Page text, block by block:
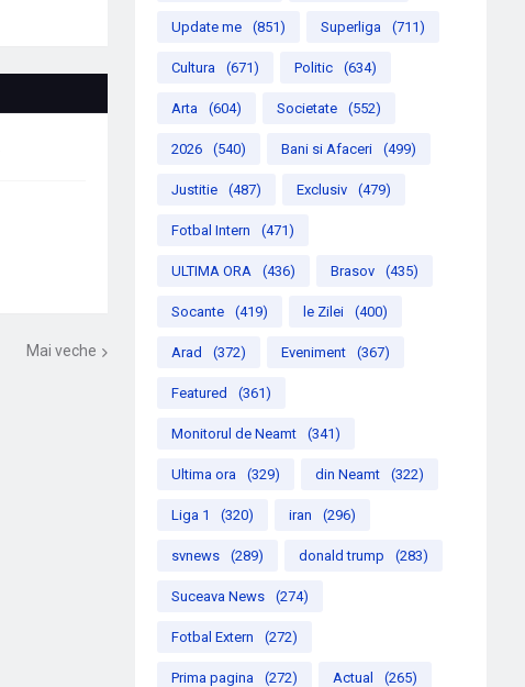
Mai veche
Update me (851) Superliga (711)
Cultura (671) Politic (634)
Arta (604) Societate (552)
2026 (540) Bani si Afaceri (499)
Justitie (487) Exclusiv (479)
Fotbal Intern (471)
ULTIMA ORA (436) Brasov (435)
Socante (419) le Zilei (400)
Arad (372) Eveniment (367)
Featured (361)
Monitorul de Neamt (341)
Ultima ora (329) din Neamt (322)
Liga 1 (320) iran (296)
svnews (289) donald trump (283)
Suceava News (274)
Fotbal Extern (272)
Prima pagina (272) Actual (265)